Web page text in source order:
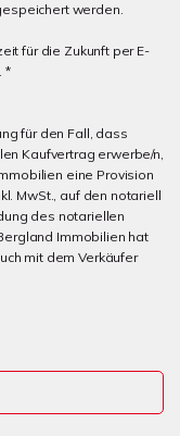
werden.
für die Zukunft per E-
*
für den Fall, dass
Kaufvertrag erwerbe/n,
eine Provision
MwSt., auf den notariell
des notariellen
Immobilien hat
mit dem Verkäufer